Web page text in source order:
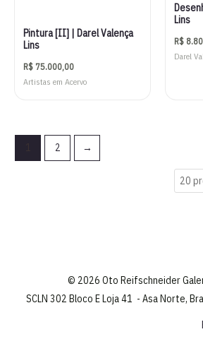
Pintura [II] | Darel Valença
Lins
R$ 75.000,00
Artistas em Acervo
Lins
R$
Darel
2 →
© 2026 Oto Reifschneider
SCLN 302 Bloco E Loja 41 - Asa Norte,